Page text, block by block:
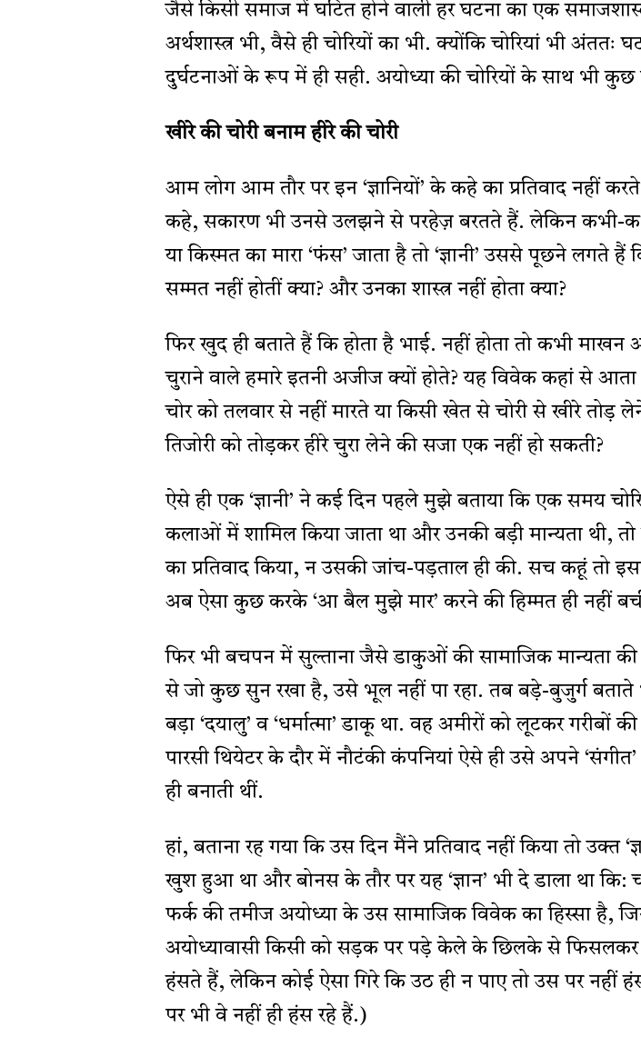
जैसे किसी समाज में घटित होने वाली हर घटना का एक
अर्थशास्त्र भी, वैसे ही चोरियों का भी. क्योंकि चोरियां भी अंततः
दुर्घटनाओं के रूप में ही सही. अयोध्या की चोरियों के साथ भी कुछ
खीरे की चोरी बनाम हीरे की चोरी
आम लोग आम तौर पर इन ‘ज्ञानियों’ के कहे का प्रतिवाद नहीं
कहे, सकारण भी उनसे उलझने से परहेज़ बरतते हैं. लेकिन कभी-
या किस्मत का मारा ‘फंस’ जाता है तो ‘ज्ञानी’ उससे पूछने लगते हैं
सम्मत नहीं होतीं क्या? और उनका शास्त्र नहीं होता क्या?
फिर खुद ही बताते हैं कि होता है भाई. नहीं होता तो कभी
चुराने वाले हमारे इतनी अजीज क्यों होते? यह विवेक कहां से
चोर को तलवार से नहीं मारते या किसी खेत से चोरी से खीरे तोड़
तिजोरी को तोड़कर हीरे चुरा लेने की सजा एक नहीं हो सकती?
ऐसे ही एक ‘ज्ञानी’ ने कई दिन पहले मुझे बताया कि एक समय
कलाओं में शामिल किया जाता था और उनकी बड़ी मान्यता थी,
का प्रतिवाद किया, न उसकी जांच-पड़ताल ही की. सच कहूं तो
अब ऐसा कुछ करके ‘आ बैल मुझे मार’ करने की हिम्मत ही नहीं
फिर भी बचपन में सुल्ताना जैसे डाकुओं की सामाजिक मान्यता
से जो कुछ सुन रखा है, उसे भूल नहीं पा रहा. तब बड़े-बुजुर्ग बताते
बड़ा ‘दयालु’ व ‘धर्मात्मा’ डाकू था. वह अमीरों को लूटकर गरीबों
पारसी थियेटर के दौर में नौटंकी कंपनियां ऐसे ही उसे अपने
ही बनाती थीं.
हां, बताना रह गया कि उस दिन मैंने प्रतिवाद नहीं किया तो उक्त
खुश हुआ था और बोनस के तौर पर यह ‘ज्ञान’ भी दे डाला था कि:
फर्क की तमीज अयोध्या के उस सामाजिक विवेक का हिस्सा है,
अयोध्यावासी किसी को सड़क पर पड़े केले के छिलके से फिसलकर
हंसते हैं, लेकिन कोई ऐसा गिरे कि उठ ही न पाए तो उस पर नहीं
पर भी वे नहीं ही हंस रहे हैं.)